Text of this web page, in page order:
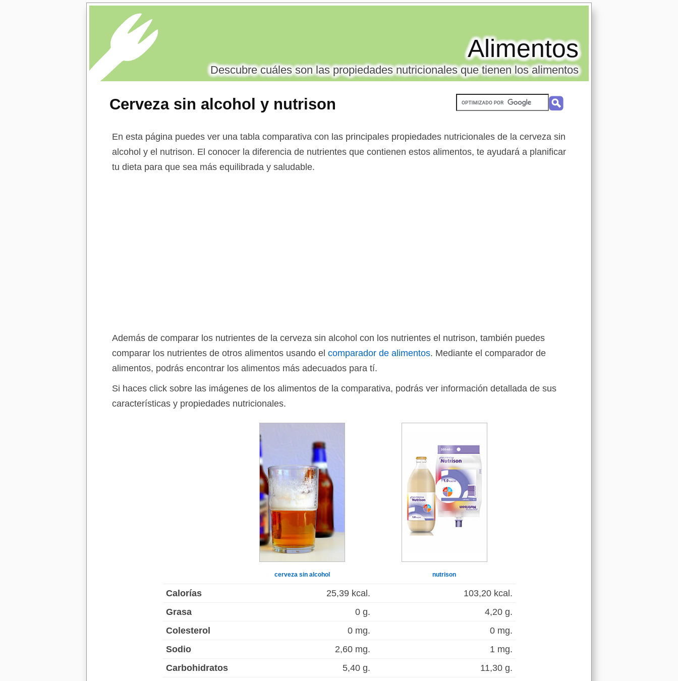
Cerveza sin alcohol y nutrison
Alimentos
Descubre cuáles son las propiedades nutricionales que tienen los alimentos
En esta página puedes ver una tabla comparativa con las principales propiedades nutricionales de la cerveza sin
alcohol y el nutrison. El conocer la diferencia de nutrientes que contienen estos alimentos, te ayudará a planificar
tu dieta para que sea más equilibrada y saludable.
Además de comparar los nutrientes de la cerveza sin alcohol con los nutrientes el nutrison, también puedes
comparar los nutrientes de otros alimentos usando el comparador de alimentos. Mediante el comparador de
alimentos, podrás encontrar los alimentos más adecuados para tí.
Si haces click sobre las imágenes de los alimentos de la comparativa, podrás ver información detallada de sus
características y propiedades nutricionales.
cerveza sin alcohol nutrison
Calorías 25,39 kcal.
103,20 kcal.
Grasa
0 g.
4,20 g.
Colesterol
0 mg.
0 mg.
Sodio
2,60 mg.
1 mg.
Carbohidratos
5,40 g.
11,30 g.